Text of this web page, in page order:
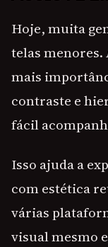
Hoje, muita
telas
mais
contraste e
fácil
Isso ajuda a
com estética
várias
visual mesmo